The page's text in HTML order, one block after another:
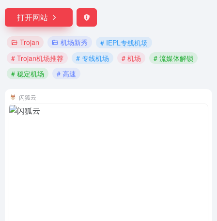
打开网站
Trojan 机场新秀
# IEPL专线机场
# Trojan机场推荐
# 专线机场 # 机场
# 流媒体解锁
# 稳定机场
# 高速
闪狐云